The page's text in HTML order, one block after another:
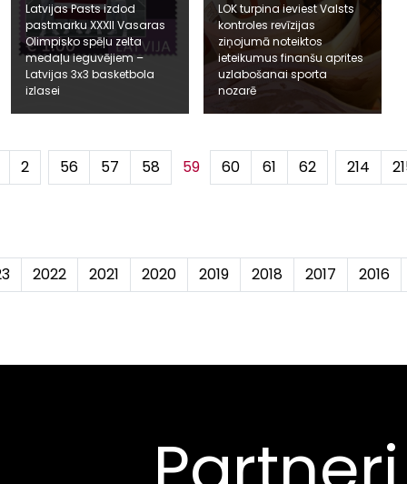
Latvijas Pasts izdod
pastmarku XXXII Vasaras
Olimpisko spēļu zelta
medaļu ieguvējiem –
Latvijas 3x3 basketbola
izlasei
LOK turpina ieviest Valsts
kontroles revīzijas
ziņojumā noteiktos
ieteikumus finanšu aprites
uzlabošanai sporta
nozarē
2 56 57 58 59 60 61 62 214
2022 2021 2020 2019 2018 2017 2016